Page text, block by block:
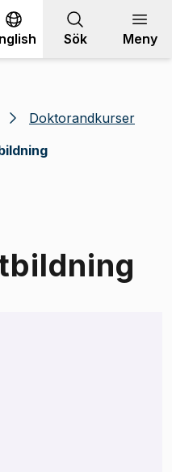
Sök Meny
Doktorandkurser